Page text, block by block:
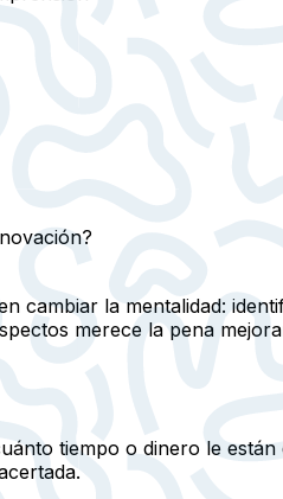
cambiar la mentalidad:
merece la pena
tiempo o dinero le